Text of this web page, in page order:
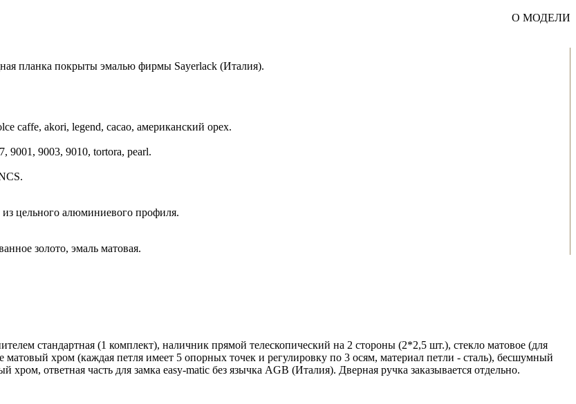
О МОДЕЛИ
планка покрыты эмалью фирмы Sayerlack (Италия).
caffe, akori, legend, cacao, американский орех.
9001, 9003, 9010, tortora, pearl.
цельного алюминиевого профиля.
золото, эмаль матовая.
стандартная (1 комплект), наличник прямой телескопический на 2 стороны (2*2,5 шт.), стекло матовое (для
хром (каждая петля имеет 5 опорных точек и регулировку по 3 осям, материал петли - сталь), бесшумный
ответная часть для замка easy-matic без язычка AGB (Италия). Дверная ручка заказывается отдельно.